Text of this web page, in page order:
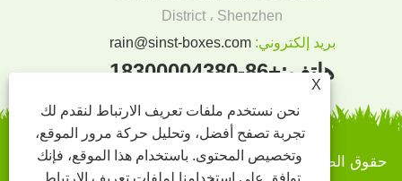
District ، Shenzhen
بريد إلكتروني:rain@sinst-boxes.com
هاتف:+86-18300004380
حقوق الطبع والنشر © 2022 Sinst Printing and Backaging
X
نحن نستخدم ملفات تعريف الارتباط لنقدم لك
تجربة تصفح أفضل، وتحليل حركة مرور الموقع،
وتخصيص المحتوى. باستخدام هذا الموقع، فإنك
توافق على استخدامنا لملفات تعريف الارتباط.